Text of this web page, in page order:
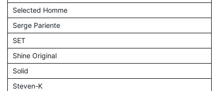
Selected Homme
Serge Pariente
SET
Shine Original
Solid
Steven-K